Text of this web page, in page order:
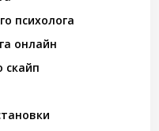
психолога
онлайн
скайп